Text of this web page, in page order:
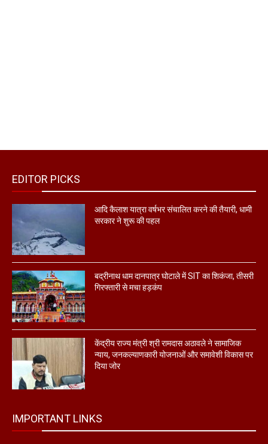
EDITOR PICKS
आदि कैलाश यात्रा वर्षभर संचालित करने की तैयारी, धामी
सरकार ने शुरू की पहल
बद्रीनाथ धाम दानपात्र घोटाले में SIT का शिकंजा, तीसरी
गिरफ्तारी से मचा हड़कंप
केंद्रीय राज्य मंत्री श्री रामदास अठावले ने सामाजिक
न्याय, जनकल्याणकारी योजनाओं और समावेशी विकास पर
दिया जोर
IMPORTANT LINKS